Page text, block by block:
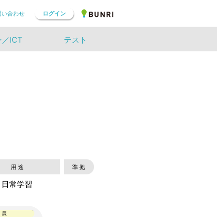
い合わせ ログイン
ICT テスト
用 途 準 拠
日常学習